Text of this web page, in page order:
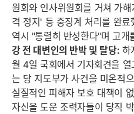
원회와 인사위원회를 거쳐 가
격 정지' 등 중징계 처리를 완
역시 "통렬히 반성한다"며 고개
강 전 대변인의 반박 및 탈당: 하
월 4일 국회에서 기자회견을 열
는 당 지도부가 사건을 미온적
실질적인 피해자 보호 대책이
자신을 도운 조력자들이 당직